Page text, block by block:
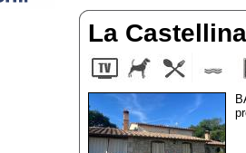
La